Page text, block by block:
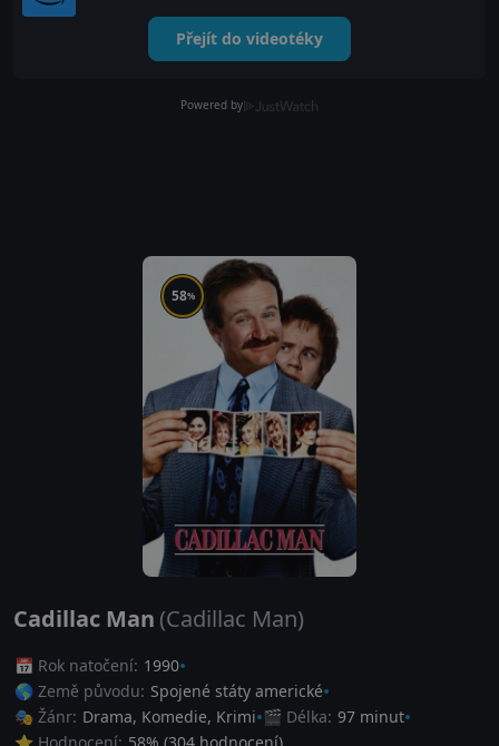
Přejít do videotéky
Powered by
58%
Cadillac Man (Cadillac Man)
📅 Rok natočení: 1990
🌎 Země původu: Spojené státy americké
🎭 Žánr: Drama, Komedie, Krimi 🎬 Délka: 97 minut